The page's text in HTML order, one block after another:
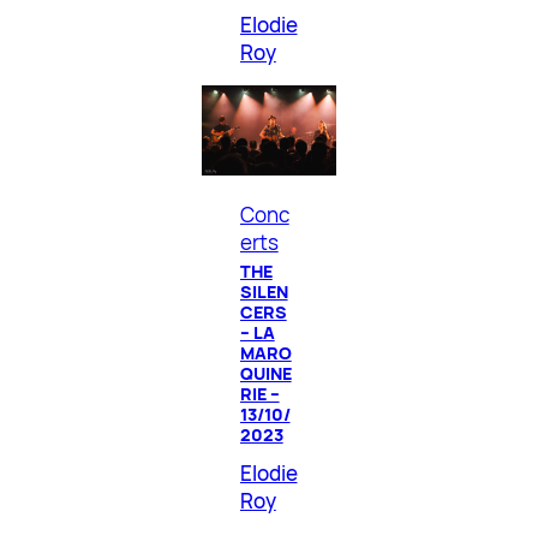
Elodie
Roy
Conc
erts
THE
SILEN
CERS
– LA
MARO
QUINE
RIE –
13/10/
2023
Elodie
Roy